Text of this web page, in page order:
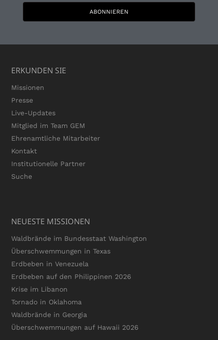
ABONNIEREN
ERKUNDEN SIE
Missionen
Presse
Live-Updates
Mitglied im Team GEM
Ehrenamtliche Mitarbeiter
Kontakt
Institutionelle Partner
Suche
NEUESTE MISSIONEN
Waldbrände im Bundesstaat Washington
Überschwemmungen in Texas
Erdbeben in Venezuela
Erdbeben auf den Philippinen 2026
Krise im Libanon
Tornado in Oklahoma
Waldbrände in Georgia
Überschwemmungen auf Hawaii 2026